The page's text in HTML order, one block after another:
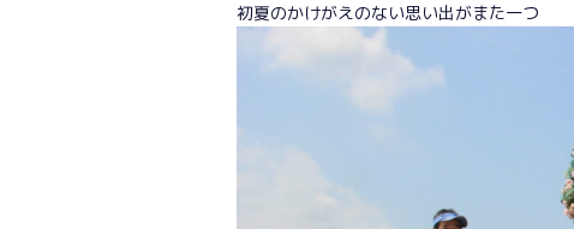
初夏のかけがえのない思い出がまた一つ